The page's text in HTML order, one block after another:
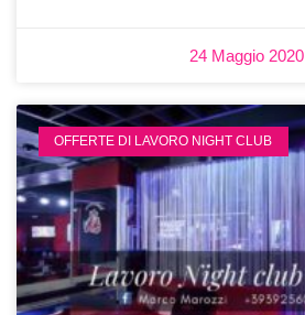
24 Maggio 2020
OFFERTE DI LAVORO NIGHT CLUB